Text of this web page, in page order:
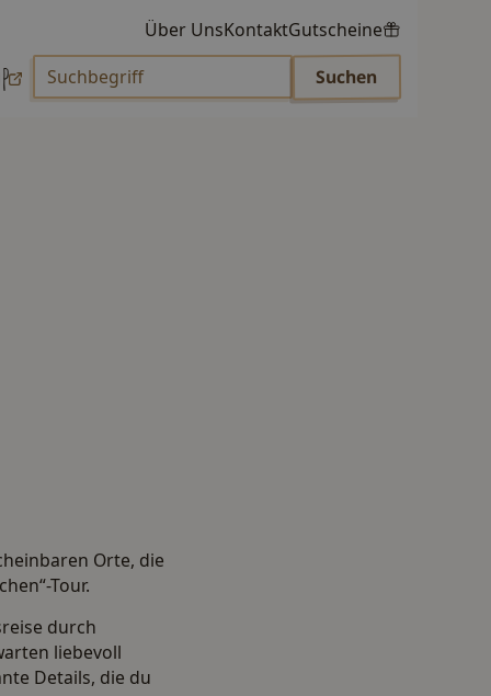
Über UnsKontaktGutscheine
Orte, die
Tour.
durch
liebevoll
Details, die du